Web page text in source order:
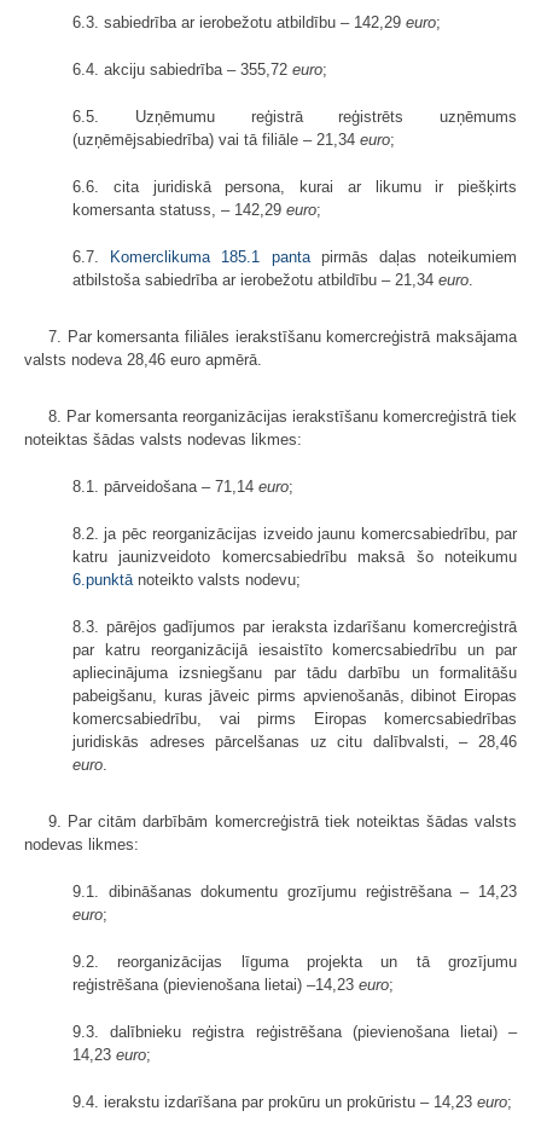
6.3. sabiedrība ar ierobežotu atbildību – 142,29 euro;
6.4. akciju sabiedrība – 355,72 euro;
6.5. Uzņēmumu reģistrā reģistrēts uzņēmums
(uzņēmējsabiedrība) vai tā filiāle – 21,34 euro;
6.6. cita juridiskā persona, kurai ar likumu ir piešķirts
komersanta statuss, – 142,29 euro;
6.7. Komerclikuma 185.1 pantapirmās daļas noteikumiem
atbilstoša sabiedrība ar ierobežotu atbildību – 21,34 euro
7. Par komersanta filiāles ierakstīšanu komercreģistrā maksājama
valsts nodeva 28,46 euro apmērā.
8. Par komersanta reorganizācijas ierakstīšanu komercreģistrā tiek
noteiktas šādas valsts nodevas likmes:
8.1. pārveidošana – 71,14 euro;
8.2. ja pēc reorganizācijas izveido jaunu komercsabiedrību, par
katru jaunizveidoto komercsabiedrību maksā šo noteikumu
6.punktā noteikto valsts nodevu;
8.3. pārējos gadījumos par ieraksta izdarīšanu komercreģistrā
par katru reorganizācijā iesaistīto komercsabiedrību un par
apliecinājuma izsniegšanu par tādu darbību un formalitāšu
pabeigšanu, kuras jāveic pirms apvienošanās, dibinot Eiropas
komercsabiedrību, vai pirms Eiropas komercsabiedrības
juridiskās adreses pārcelšanas uz citu dalībvalsti, – 28,46
euro
9. Par citām darbībām komercreģistrā tiek noteiktas šādas valsts
nodevas likmes:
9.1. dibināšanas dokumentu grozījumu reģistrēšana – 14,23
euro;
9.2. reorganizācijas līguma projekta un tā grozījumu
reģistrēšana (pievienošana lietai) –14,23 euro;
9.3. dalībnieku reģistra reģistrēšana (pievienošana lietai) –
14,23 euro;
9.4. ierakstu izdarīšana par prokūru un prokūristu – 14,23 euro;